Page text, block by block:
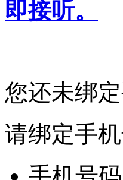
即接听。
您还未绑
请绑定手